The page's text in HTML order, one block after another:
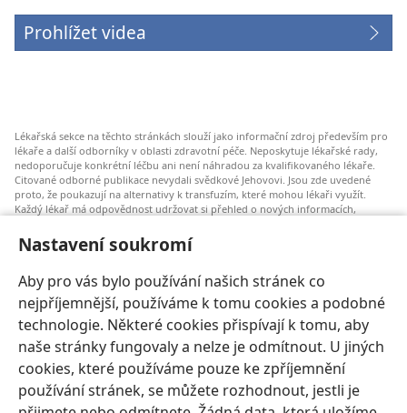
Nastavení soukromí
Aby pro vás bylo používání našich stránek co
nejpříjemnější, používáme k tomu cookies a podobné
technologie. Některé cookies přispívají k tomu, aby
naše stránky fungovaly a nelze je odmítnout. U jiných
cookies, které používáme pouze ke zpříjemnění
používání stránek, se můžete rozhodnout, jestli je
Prohlížet videa
Lékařská sekce na těchto stránkách slouží jako informační zdroj především pro
lékaře a další odborníky v oblasti zdravotní péče. Neposkytuje lékařské rady,
nedoporučuje konkrétní léčbu ani není náhradou za kvalifikovaného lékaře.
Citované odborné publikace nevydali svědkové Jehovovi. Jsou zde uvedené
proto, že poukazují na alternativy k transfuzím, které mohou lékaři využít.
Každý lékař má odpovědnost udržovat si přehled o nových informacích,
správná rozhodnutí, která budou odpovídat jejich zdravotnímu stavu a budou
v souladu s jejich přáními, hodnotami a vyznáním. Uvedené postupy nemusí
Pro pacienty: Vždy se poraďte o svém zdravotním stavu a možnostech léčby se
svým lékařem nebo jiným odborníkem v oblasti lékařské péče. Pokud máte
zdravotní potíže, nechte se vyšetřit lékařem.
Používání těchto stránek se řídí Podmínkami použití.